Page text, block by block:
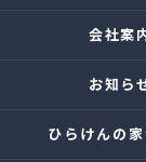
会社案
お知ら
ひらけんの